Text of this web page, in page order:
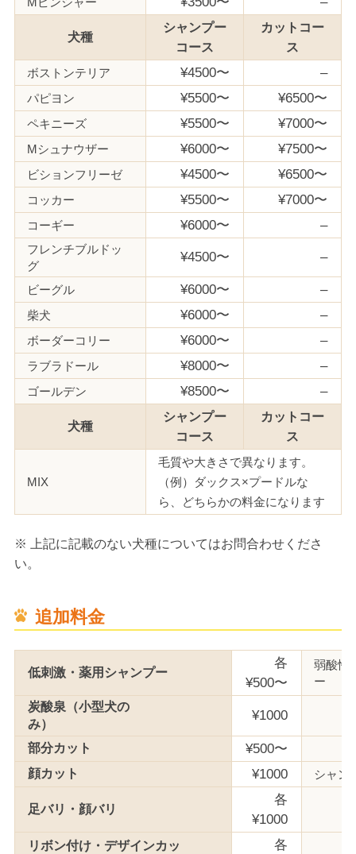
犬種
シャンプー
コース
カットコー
ス
ボストンテリア
¥4500〜 –
パピヨン ¥5500〜 ¥6500〜
ペキニーズ ¥5500〜 ¥7000〜
Mシュナウザー ¥6000〜 ¥7500〜
ビションフリーゼ ¥4500〜 ¥6500〜
コッカー ¥5500〜 ¥7000〜
コーギー ¥6000〜 –
フレンチブルドッ
グ
¥4500〜 –
ビーグル ¥6000〜 –
柴犬 ¥6000〜 –
ボーダーコリー ¥6000〜 –
ラブラドール ¥8000〜 –
ゴールデン ¥8500〜 –
犬種
シャンプー
コース
カットコー
ス
MIX
毛質や大きさで異なります。
（例）ダックス×プードルな
ら、どちらかの料金になります
※ 上記に記載のない犬種についてはお問合わせくださ
い。
追加料金
低刺激・薬用シャンプー
各
¥500〜
弱酸性
炭酸泉（小型犬の
み）
¥1000
部分カット ¥500〜
顔カット ¥1000 シャン
足バリ・顔バリ
各
¥1000
リボン付け・デザインカッ
各